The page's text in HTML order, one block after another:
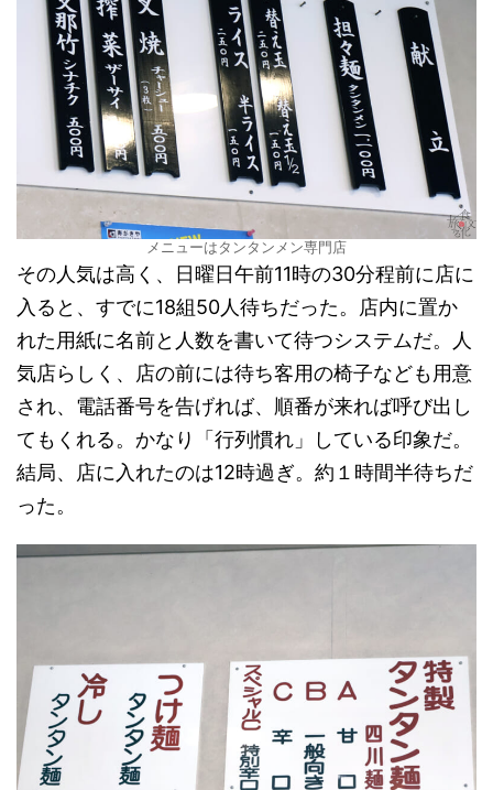
メニューはタンタンメン専門店
その人気は高く、日曜日午前11時の30分程前に店に
入ると、すでに18組50人待ちだった。店内に置か
れた用紙に名前と人数を書いて待つシステムだ。人
気店らしく、店の前には待ち客用の椅子なども用意
され、電話番号を告げれば、順番が来れば呼び出し
てもくれる。かなり「行列慣れ」している印象だ。
結局、店に入れたのは12時過ぎ。約１時間半待ちだ
った。